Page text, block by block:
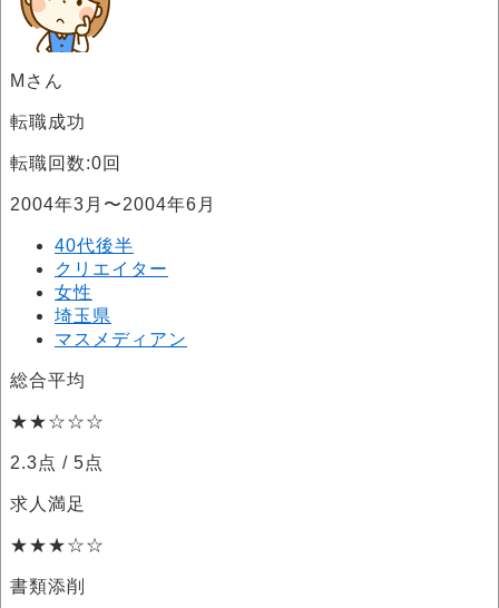
Mさん
転職成功
転職回数:0回
2004年3月〜2004年6月
40代後半
クリエイター
女性
埼玉県
マスメディアン
総合平均
★★☆☆☆
2.3点 / 5点
求人満足
★★★☆☆
書類添削